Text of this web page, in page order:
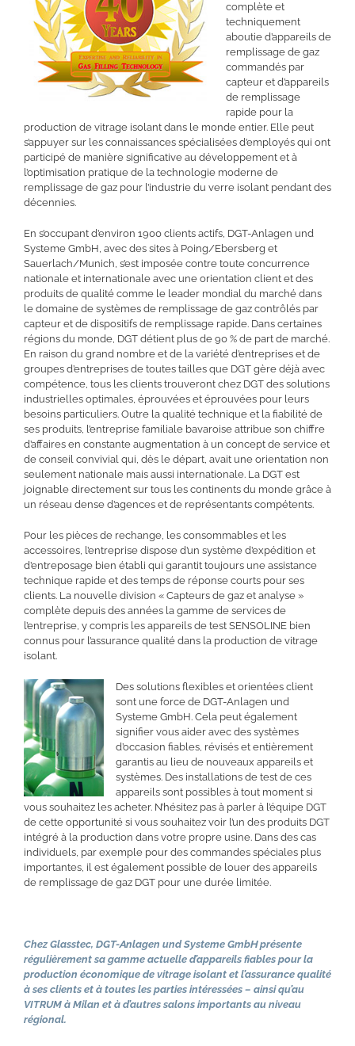
complète et
techniquement
aboutie d’appareils de
remplissage de gaz
commandés par
capteur et d’appareils
de remplissage
rapide pour la
production de vitrage isolant dans le monde entier. Elle peut
s’appuyer sur les connaissances spécialisées d’employés qui ont
participé de manière significative au développement et à
l’optimisation pratique de la technologie moderne de
remplissage de gaz pour l’industrie du verre isolant pendant des
décennies.
En s’occupant d’environ 1900 clients actifs, DGT-Anlagen und
Systeme GmbH, avec des sites à Poing/Ebersberg et
Sauerlach/Munich, s’est imposée contre toute concurrence
nationale et internationale avec une orientation client et des
produits de qualité comme le leader mondial du marché dans
le domaine de systèmes de remplissage de gaz contrôlés par
capteur et de dispositifs de remplissage rapide. Dans certaines
régions du monde, DGT détient plus de 90 % de part de marché.
En raison du grand nombre et de la variété d’entreprises et de
groupes d’entreprises de toutes tailles que DGT gère déjà avec
compétence, tous les clients trouveront chez DGT des solutions
industrielles optimales, éprouvées et éprouvées pour leurs
besoins particuliers. Outre la qualité technique et la fiabilité de
ses produits, l’entreprise familiale bavaroise attribue son chiffre
d’affaires en constante augmentation à un concept de service et
de conseil convivial qui, dès le départ, avait une orientation non
seulement nationale mais aussi internationale. La DGT est
joignable directement sur tous les continents du monde grâce à
un réseau dense d’agences et de représentants compétents.
Pour les pièces de rechange, les consommables et les
accessoires, l’entreprise dispose d’un système d’expédition et
d’entreposage bien établi qui garantit toujours une assistance
technique rapide et des temps de réponse courts pour ses
clients. La nouvelle division « Capteurs de gaz et analyse »
complète depuis des années la gamme de services de
l’entreprise, y compris les appareils de test SENSOLINE bien
connus pour l’assurance qualité dans la production de vitrage
isolant.
Des solutions flexibles et orientées client
sont une force de DGT-Anlagen und
Systeme GmbH. Cela peut également
signifier vous aider avec des systèmes
d’occasion fiables, révisés et entièrement
garantis au lieu de nouveaux appareils et
systèmes. Des installations de test de ces
appareils sont possibles à tout moment si
vous souhaitez les acheter. N’hésitez pas à parler à l’équipe DGT
de cette opportunité si vous souhaitez voir l’un des produits DGT
intégré à la production dans votre propre usine. Dans des cas
individuels, par exemple pour des commandes spéciales plus
importantes, il est également possible de louer des appareils
de remplissage de gaz DGT pour une durée limitée.
Chez Glasstec, DGT-Anlagen und Systeme GmbH présente
régulièrement sa gamme actuelle d’appareils fiables pour la
production économique de vitrage isolant et l’assurance qualité
à ses clients et à toutes les parties intéressées – ainsi qu’au
VITRUM à Milan et à d’autres salons importants au niveau
régional.